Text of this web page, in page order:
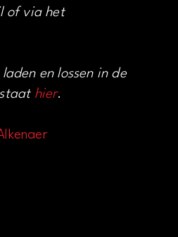
of via het
en lossen in de
hier.